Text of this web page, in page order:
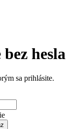
hesla
sa prihlásite.